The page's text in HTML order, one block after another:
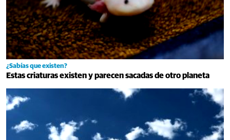
¿Sabías que existen?
Estas criaturas existen y parecen sacadas de otro planeta